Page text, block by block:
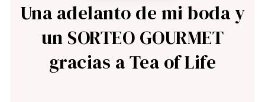
Una adelanto de mi boda y
un SORTEO GOURMET
gracias a Tea of Life